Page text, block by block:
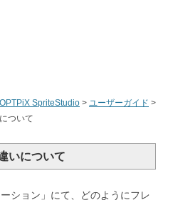
OPTPiX SpriteStudio > ユーザーガイド >
ついて
いについて
ション」にて、どのようにフレ